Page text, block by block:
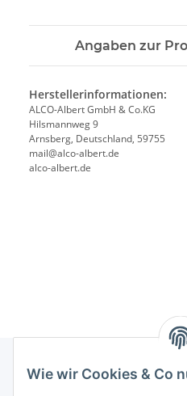
Wie wir Cookies & Co
Angaben zur
Herstellerinformationen:
ALCO-Albert GmbH & Co.KG
Hilsmannweg 9
Arnsberg, Deutschland, 59755
mail@alco-albert.de
alco-albert.de